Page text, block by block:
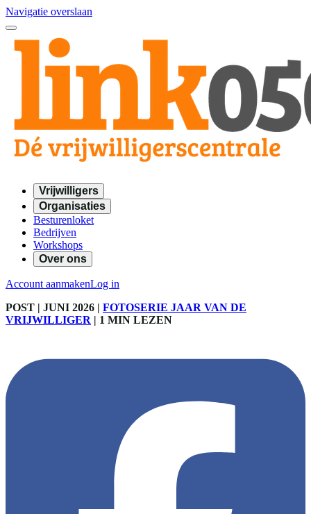
Navigatie overslaan
Vrijwilligers
Organisaties
Besturenloket
Bedrijven
Workshops
Over ons
Account aanmakenLog in
POST | JUNI 2026 | FOTOSERIE JAAR VAN DE
VRIJWILLIGER | 1 MIN LEZEN